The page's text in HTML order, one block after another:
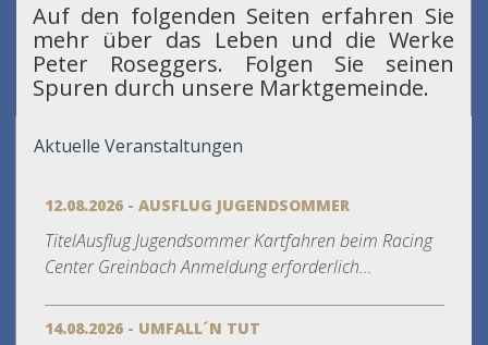
Auf den folgenden Seiten erfahren Sie
mehr über das Leben und die Werke
Peter Roseggers. Folgen Sie seinen
Spuren durch unsere Marktgemeinde.
Aktuelle Veranstaltungen
12.08.2026 - AUSFLUG JUGENDSOMMER
TitelAusflug Jugendsommer Kartfahren beim Racing
Center Greinbach Anmeldung erforderlich...
14.08.2026 - UMFALL´N TUT